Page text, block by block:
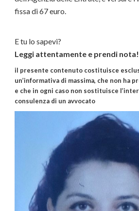
fissa di 67 euro.
E tu lo sapevi?
Leggi attentamente e prendi nota!
il presente contenuto costituisce
un’informativa di massima, che non ha
e che in ogni caso non sostituisce
consulenza di un avvocato